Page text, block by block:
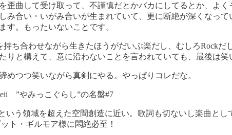
歪曲して受け取って、不謹慎だとかバカにしてるとか、よ
み合い・いがみ合いが生まれていて、更に断絶が深くなっ
す。もったいないことです。
ち合わせながら生きたほうがだいぶ楽だし、むしろRock
と構えて、意に沿わないことを言われていても、最後は
つつ笑いながら真剣にやる。やっぱりコレだな。
”やみっこぐらし”の名盤#7
いう領域を超えた空間創造に近い。歌詞も切ないし楽曲と
ト・ギルモア様に悶絶必至！